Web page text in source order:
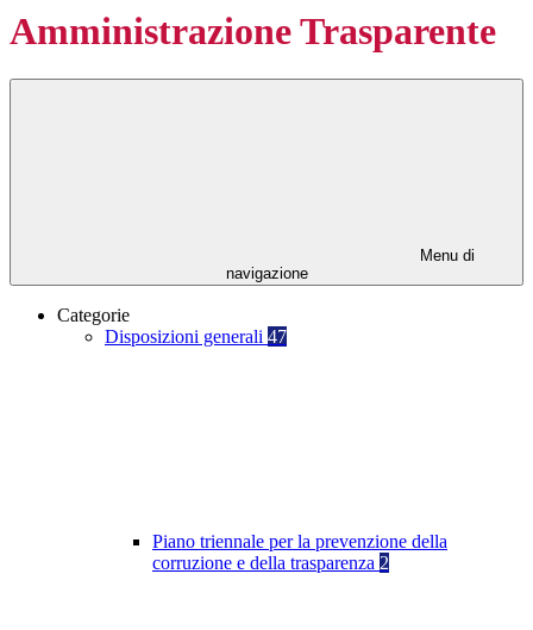
Amministrazione Trasparente
Menu di
navigazione
Categorie
Disposizioni generali 47
Piano triennale per la prevenzione della
corruzione e della trasparenza 2